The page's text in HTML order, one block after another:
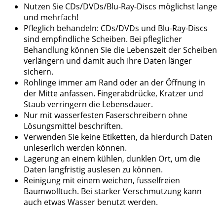
Nutzen Sie CDs/DVDs/Blu-Ray-Discs möglichst lange
und mehrfach!
Pfleglich behandeln: CDs/DVDs und Blu-Ray-Discs
sind empfindliche Scheiben. Bei pfleglicher
Behandlung können Sie die Lebenszeit der Scheiben
verlängern und damit auch Ihre Daten länger
sichern.
Rohlinge immer am Rand oder an der Öffnung in
der Mitte anfassen. Fingerabdrücke, Kratzer und
Staub verringern die Lebensdauer.
Nur mit wasserfesten Faserschreibern ohne
Lösungsmittel beschriften.
Verwenden Sie keine Etiketten, da hierdurch Daten
unleserlich werden können.
Lagerung an einem kühlen, dunklen Ort, um die
Daten langfristig auslesen zu können.
Reinigung mit einem weichen, fusselfreien
Baumwolltuch. Bei starker Verschmutzung kann
auch etwas Wasser benutzt werden.